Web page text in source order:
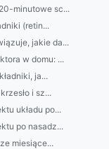
minutowe sc...
(retin...
jakie da...
w domu: ...
ja...
i sz...
układu po...
po nasadz...
miesiące...